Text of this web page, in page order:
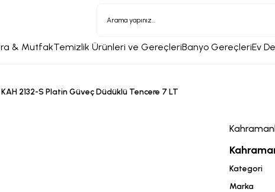
& MutfakTemizlik Ürünleri ve GereçleriBanyo GereçleriEv
2132-S Platin Güveç Düdüklü Tencere 7 LT
Kategori
Marka